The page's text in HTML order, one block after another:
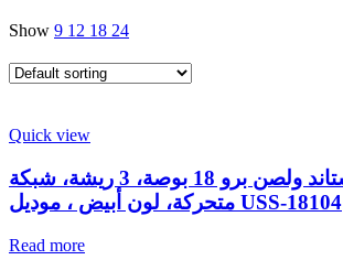
Show 9 12 18 24
Quick view
مروحة استاند ولصن برو 18 بوصة، 3 ريشة، شبكة
متحركة، لون أبيض ، موديل USS-18104
Read more